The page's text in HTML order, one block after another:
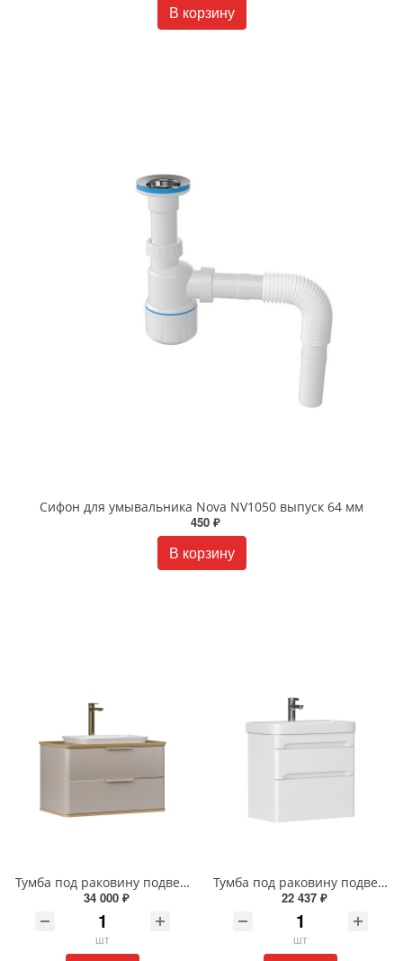
В корзину
Сифон для умывальника Nova NV1050 выпуск 64 мм
450 ₽
В корзину
Тумба под раковину подвесная EQUIL Десерт 80.2Я/Desert 80.2Y с ручками в цвет амарок tpDSRT80.2Y-25R амарок/дуб
34 000 ₽
шт
Тумба под раковину подвесная EQUIL Найс 70 см tpNICE70.2Y-05 белая
22 437 ₽
шт